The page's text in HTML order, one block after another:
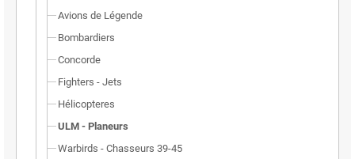
Avions de Légende
Bombardiers
Concorde
Fighters - Jets
Hélicopteres
ULM - Planeurs
Warbirds - Chasseurs 39-45